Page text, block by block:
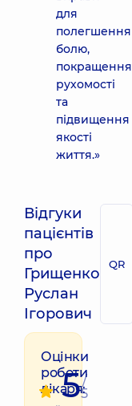
для
полегшення
болю,
покращення
рухомості
та
підвищення
якості
життя.»
Відгуки
пацієнтів
про
Грищенко
Руслан
Ігорович
QR
Оцінки
роботи
лікаря:
5/
5